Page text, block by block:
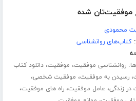
موفقیت‌تان شده
محمودی
کتاب‌های روانشناسی
روانشناسی موفقیت، موفقیت،دانلود کتاب
،رسیدن به موفقیت، موفقیت شخصی،
در زندگی، عامل موفقیت،راه های موفقیت،